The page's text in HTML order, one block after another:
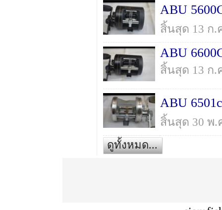
ABU
สิ้นสุด 13 ก.
ABU
สิ้นสุด 13 ก.
ABU
สิ้นสุด 30 พ.
ดูทั้งหมด...